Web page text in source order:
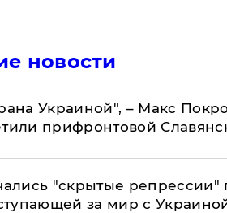
новости
Украиной", – Макс
прифронтовой
"скрытые репрессии"
за мир с